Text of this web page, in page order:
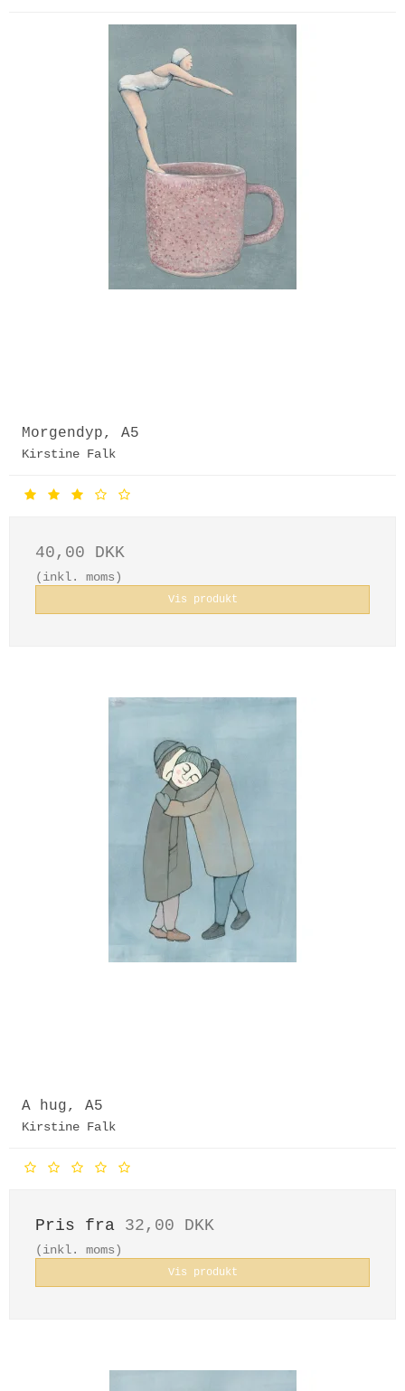
Morgendyp, A5
Kirstine Falk
40,00 DKK
(inkl. moms)
Vis produkt
A hug, A5
Kirstine Falk
Pris fra 32,00 DKK
(inkl. moms)
Vis produkt